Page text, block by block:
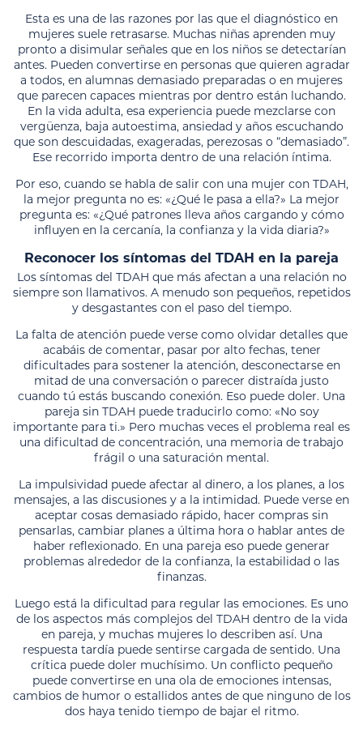
Esta es una de las razones por las que el diagnóstico en
mujeres suele retrasarse. Muchas niñas aprenden muy
pronto a disimular señales que en los niños se detectarían
antes. Pueden convertirse en personas que quieren agradar
a todos, en alumnas demasiado preparadas o en mujeres
que parecen capaces mientras por dentro están luchando.
En la vida adulta, esa experiencia puede mezclarse con
vergüenza, baja autoestima, ansiedad y años escuchando
que son descuidadas, exageradas, perezosas o “demasiado”.
Ese recorrido importa dentro de una relación íntima.
Por eso, cuando se habla de salir con una mujer con TDAH,
la mejor pregunta no es: «¿Qué le pasa a ella?» La mejor
pregunta es: «¿Qué patrones lleva años cargando y cómo
influyen en la cercanía, la confianza y la vida diaria?»
Reconocer los síntomas del TDAH en la pareja
Los síntomas del TDAH que más afectan a una relación no
siempre son llamativos. A menudo son pequeños, repetidos
y desgastantes con el paso del tiempo.
La falta de atención puede verse como olvidar detalles que
acabáis de comentar, pasar por alto fechas, tener
dificultades para sostener la atención, desconectarse en
mitad de una conversación o parecer distraída justo
cuando tú estás buscando conexión. Eso puede doler. Una
pareja sin TDAH puede traducirlo como: «No soy
importante para ti.» Pero muchas veces el problema real es
una dificultad de concentración, una memoria de trabajo
frágil o una saturación mental.
La impulsividad puede afectar al dinero, a los planes, a los
mensajes, a las discusiones y a la intimidad. Puede verse en
aceptar cosas demasiado rápido, hacer compras sin
pensarlas, cambiar planes a última hora o hablar antes de
haber reflexionado. En una pareja eso puede generar
problemas alrededor de la confianza, la estabilidad o las
finanzas.
Luego está la dificultad para regular las emociones. Es uno
de los aspectos más complejos del TDAH dentro de la vida
en pareja, y muchas mujeres lo describen así. Una
respuesta tardía puede sentirse cargada de sentido. Una
crítica puede doler muchísimo. Un conflicto pequeño
puede convertirse en una ola de emociones intensas,
cambios de humor o estallidos antes de que ninguno de los
dos haya tenido tiempo de bajar el ritmo.